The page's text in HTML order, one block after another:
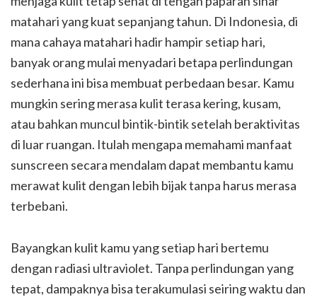
matahari yang kuat sepanjang tahun. Di Indonesia, di
mana cahaya matahari hadir hampir setiap hari,
banyak orang mulai menyadari betapa perlindungan
sederhana ini bisa membuat perbedaan besar. Kamu
mungkin sering merasa kulit terasa kering, kusam,
atau bahkan muncul bintik-bintik setelah beraktivitas
di luar ruangan. Itulah mengapa memahami manfaat
sunscreen secara mendalam dapat membantu kamu
merawat kulit dengan lebih bijak tanpa harus merasa
terbebani.
Bayangkan kulit kamu yang setiap hari bertemu
dengan radiasi ultraviolet. Tanpa perlindungan yang
tepat, dampaknya bisa terakumulasi seiring waktu dan